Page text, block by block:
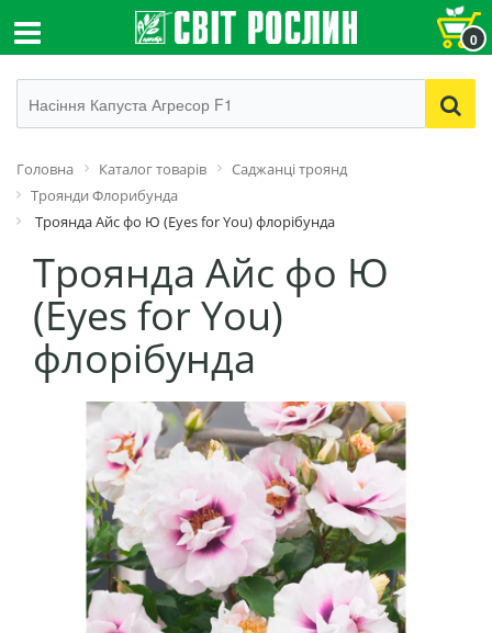
0
Головна Каталог товарів
Cаджанці троянд
Троянди Флорибунда
Троянда Айс фо Ю (Eyes for You) флорібунда
Троянда Айс фо Ю
(Eyes for You)
флорібунда